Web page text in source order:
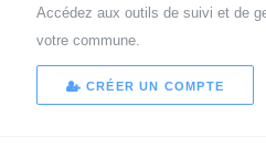
Accédez aux outils de suivi et de
votre commune.
CRÉER UN COMPTE